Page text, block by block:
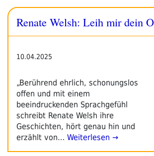
Renate Welsh: Leih mir dein
10.04.2025
„Berührend ehrlich, schonungslos
offen und mit einem
beeindruckenden Sprachgefühl
schreibt Renate Welsh ihre
Geschichten, hört genau hin und
erzählt von… Weiterlesen →